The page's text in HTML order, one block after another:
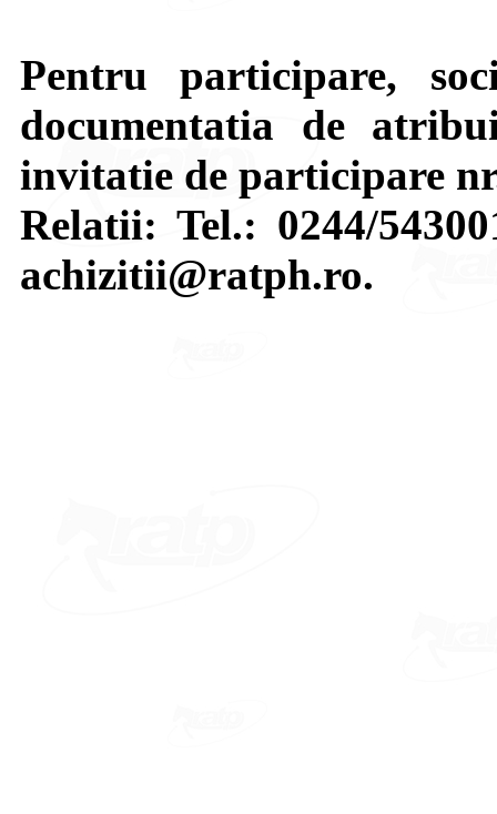
Pentru participare,
documentatia de
invitatie de participare
Relatii: Tel.: 0244/
achizitii@ratph.ro.